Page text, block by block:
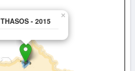
THASOS - 2015
×